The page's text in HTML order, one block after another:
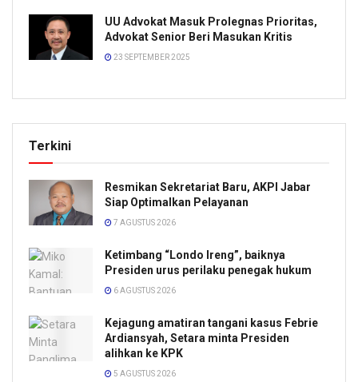
UU Advokat Masuk Prolegnas Prioritas,
Advokat Senior Beri Masukan Kritis
23 SEPTEMBER 2025
Terkini
Resmikan Sekretariat Baru, AKPI Jabar
Siap Optimalkan Pelayanan
7 AGUSTUS 2026
Ketimbang “Londo Ireng”, baiknya
Presiden urus perilaku penegak hukum
6 AGUSTUS 2026
Kejagung amatiran tangani kasus Febrie
Ardiansyah, Setara minta Presiden
alihkan ke KPK
5 AGUSTUS 2026